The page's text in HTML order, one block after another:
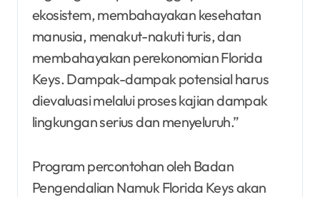
ekosistem, membahayakan kesehatan
manusia, menakut-nakuti turis, dan
membahayakan perekonomian Florida
Keys. Dampak-dampak potensial harus
dievaluasi melalui proses kajian dampak
lingkungan serius dan menyeluruh.”
Program percontohan oleh Badan
Pengendalian Namuk Florida Keys akan